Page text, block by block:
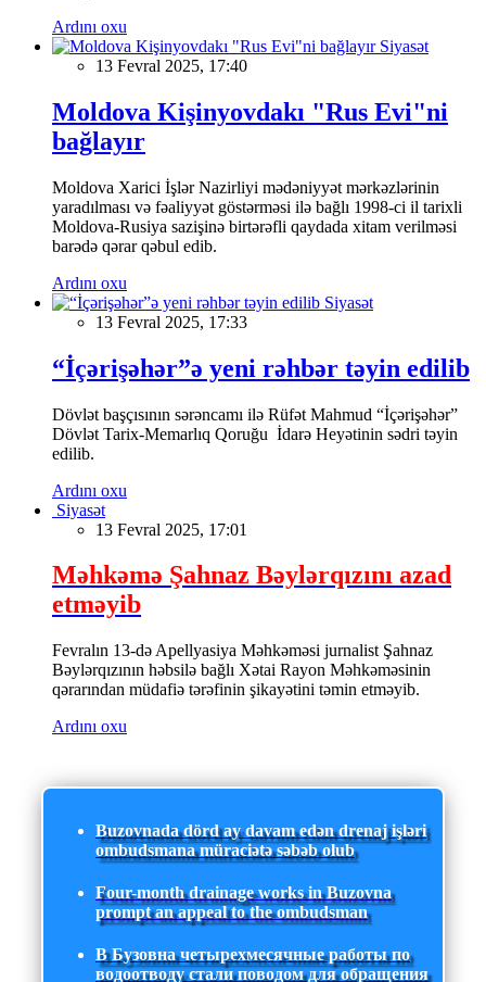
Ardını oxu
Siyasət
13 Fevral 2025, 17:40
Moldova Kişinyovdakı "Rus Evi"ni
bağlayır
Moldova Xarici İşlər Nazirliyi mədəniyyət mərkəzlərinin
yaradılması və fəaliyyət göstərməsi ilə bağlı 1998-ci il tarixli
Moldova-Rusiya sazişinə birtərəfli qaydada xitam verilməsi
barədə qərar qəbul edib.
Ardını oxu
Siyasət
13 Fevral 2025, 17:33
“İçərişəhər”ə yeni rəhbər təyin edilib
Dövlət başçısının sərəncamı ilə Rüfət Mahmud “İçərişəhər”
Dövlət Tarix-Memarlıq Qoruğu İdarə Heyətinin sədri təyin
edilib.
Ardını oxu
Siyasət
13 Fevral 2025, 17:01
Məhkəmə Şahnaz Bəylərqızını azad
etməyib
Fevralın 13-də Apellyasiya Məhkəməsi jurnalist Şahnaz
Bəylərqızının həbsilə bağlı Xətai Rayon Məhkəməsinin
qərarından müdafiə tərəfinin şikayətini təmin etməyib.
Ardını oxu
Buzovnada dörd ay davam edən drenaj işləri
ombudsmana müraciətə səbəb olub
Four-month drainage works in Buzovna
prompt an appeal to the ombudsman
В Бузовна четырехмесячные работы по
водоотводу стали поводом для обращения